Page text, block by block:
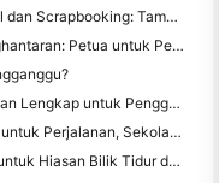
Pembuat Label Warna Terbaik untuk Jurnal dan Scrapbooking: Tambah Lebih Banyak Warna ke Setiap Halaman
Tulisan Tangan vs. Percetakan Label Penghantaran: Petua untuk Perniagaan Kecil pada 2026
Cara Memilih Pencetak Foto Poket: Panduan Lengkap untuk Pengguna Jurnal, Perjalanan, dan iPhone
Pencetak Mudah Alih Tanpa Tinta Terbaik untuk Perjalanan, Sekolah, dan Kerja Mudah Alih: Hanin MT620 Pro Review
Idea Tata letak Dinding Foto Mini & Petua untuk Hiasan Bilik Tidur dan Asrama